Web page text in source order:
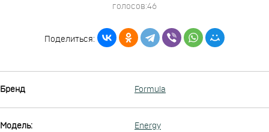
голосов:46
Поделиться:
Бренд Formula
Модель: Energy